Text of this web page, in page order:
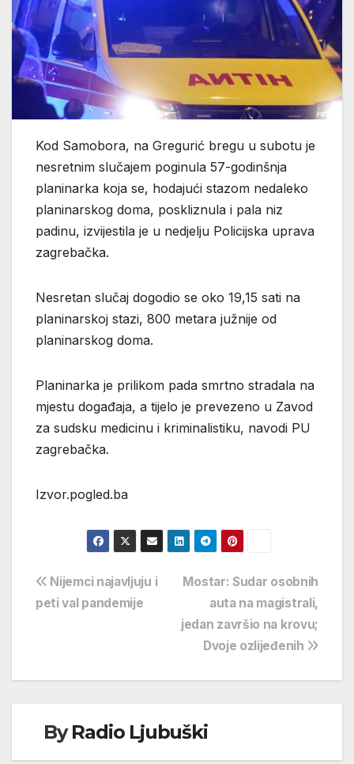
Kod Samobora, na Gregurić bregu u subotu je
nesretnim slučajem poginula 57-godinšnja
planinarka koja se, hodajući stazom nedaleko
planinarskog doma, poskliznula i pala niz
padinu, izvijestila je u nedjelju Policijska uprava
zagrebačka.
Nesretan slučaj dogodio se oko 19,15 sati na
planinarskoj stazi, 800 metara južnije od
planinarskog doma.
Planinarka je prilikom pada smrtno stradala na
mjestu događaja, a tijelo je prevezeno u Zavod
za sudsku medicinu i kriminalistiku, navodi PU
zagrebačka.
Izvor.pogled.ba
Navigacija
objava
Mostar: Sudar osobnih
auta na magistrali,
jedan završio na krovu;
Dvoje ozlijeđenih
Nijemci najavljuju i
peti val pandemije
ByRadio Ljubuški